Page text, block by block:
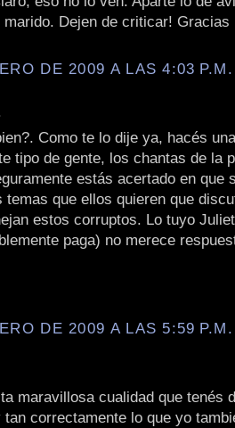
Dejen de criticar! Gracias
DE 2009 A LAS 4:03 P.M.
Como te lo dije ya, hacés
tipo de gente, los chantas de la
estás acertado en que
temas que ellos quieren que
estos corruptos. Lo tuyo
paga) no merece
DE 2009 A LAS 5:59 P.M.
maravillosa cualidad que tenés
correctamente lo que yo